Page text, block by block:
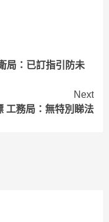
局：已訂指引防未
Next
工務局：無特別睇法